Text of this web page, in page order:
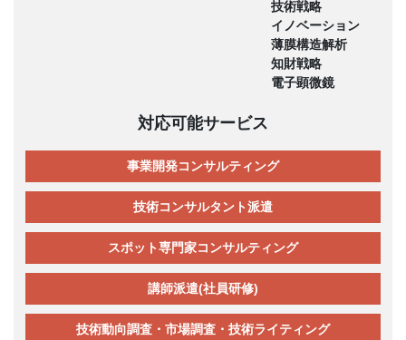
技術戦略
イノベーション
薄膜構造解析
知財戦略
電子顕微鏡
対応可能サービス
事業開発コンサルティング
技術コンサルタント派遣
スポット専門家コンサルティング
講師派遣(社員研修)
技術動向調査・市場調査・技術ライティング